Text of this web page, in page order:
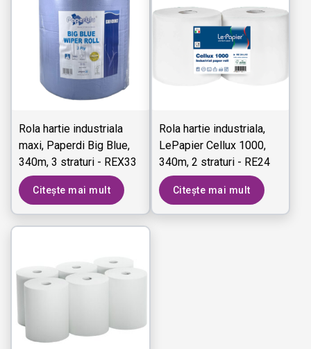
Rola hartie industriala
maxi, Paperdi Big Blue,
340m, 3 straturi - REX33
P10
Citește mai mult
Rola hartie industriala,
LePapier Cellux 1000,
340m, 2 straturi - RE24
L10
Citește mai mult